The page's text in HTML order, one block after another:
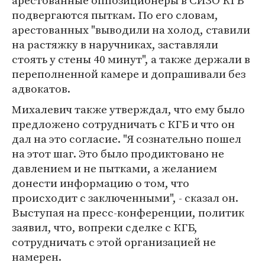
подвергаются пыткам. По его словам,
арестованных "выводили на холод, ставили
на растяжку в наручниках, заставляли
стоять у стены 40 минут", а также держали в
переполненной камере и допрашивали без
адвокатов.
Михалевич также утверждал, что ему было
предложено сотрудничать с КГБ и что он
дал на это согласие. "Я сознательно пошел
на этот шаг. Это было продиктовано не
давлением и не пытками, а желанием
донести информацию о том, что
происходит с заключенными", - сказал он.
Выступая на пресс-конференции, политик
заявил, что, вопреки сделке с КГБ,
сотрудничать с этой организацией не
намерен.